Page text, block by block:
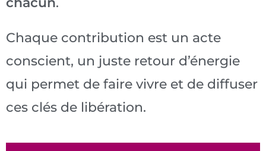
Chaque contribution est un acte
conscient, un juste retour d’énergie
qui permet de faire vivre et de diffuser
ces clés de libération.